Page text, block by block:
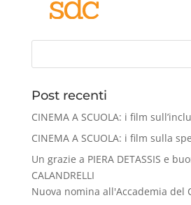
Post recenti
CINEMA A SCUOLA: i film
CINEMA A SCUOLA: i film sulla
Un grazie a PIERA DETASSIS e
CALANDRELLI
Nuova nomina all'Accademia del